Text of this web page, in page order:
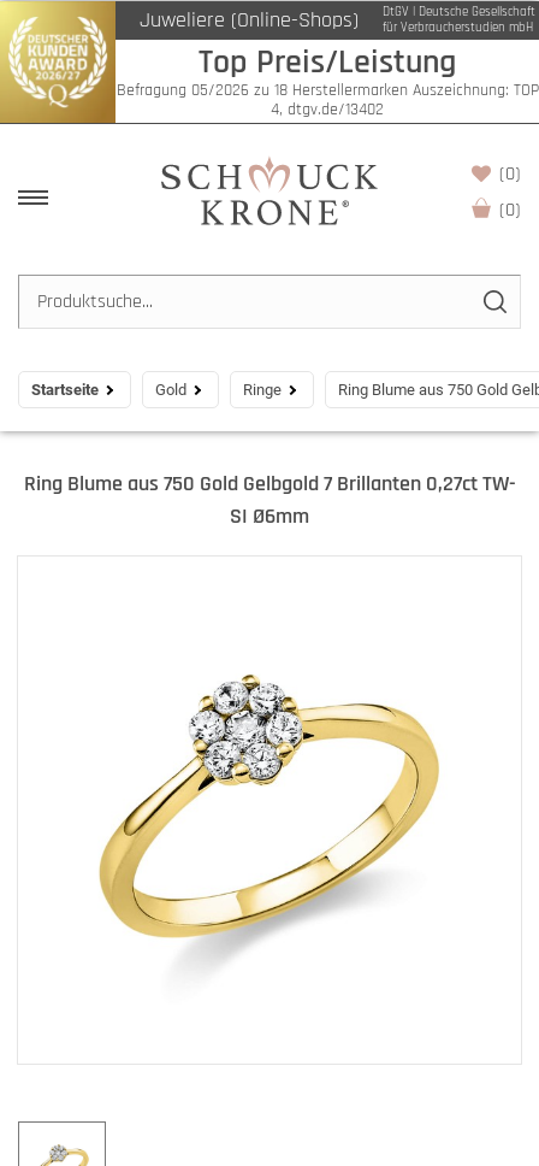
Juweliere (Online-Shops)
DtGV | Deutsche Gesellschaft
für Verbraucherstudien mbH
Top Preis/Leistung
Befragung 05/2026 zu 18 Herstellermarken Auszeichnung: TOP
4, dtgv.de/13402
(0)
(0)
Startseite Gold Ringe Ring Blume aus 750 Gold
Ring Blume aus 750 Gold Gelbgold 7 Brillanten 0,27ct TW-
SI Ø6mm